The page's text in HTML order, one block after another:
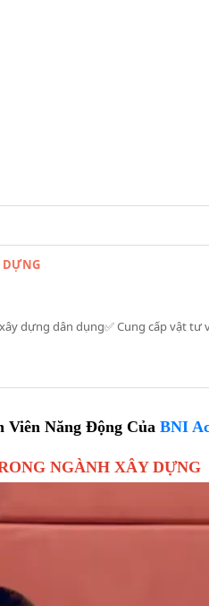
DỰNG
dựng dân dụng✅ Cung cấp vật
Viên Năng Động CủaBNI
NGÀNH XÂY DỰNG